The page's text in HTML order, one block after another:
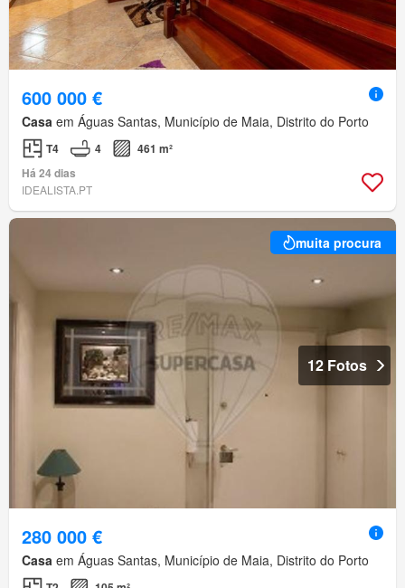
600 000 €
Casa em Águas Santas, Município de Maia, Distrito do Porto
T4 4
461 m²
Há 24 dias
IDEALISTA.PT
muita procura
12 Fotos
280 000 €
Casa em Águas Santas, Município de Maia, Distrito do Porto